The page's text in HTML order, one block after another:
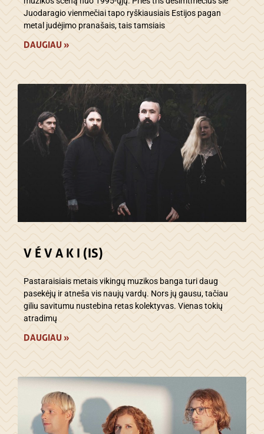
Juodaragio vienmečiai tapo ryškiausiais Estijos pagan
metal judėjimo pranašais, tais tamsiais
DAUGIAU »
V É V A K I (IS)
Pastaraisiais metais vikingų muzikos banga turi daug
pasekėjų ir atneša vis naujų vardų. Nors jų gausu, tačiau
giliu savitumu nustebina retas kolektyvas. Vienas tokių
atradimų
DAUGIAU »